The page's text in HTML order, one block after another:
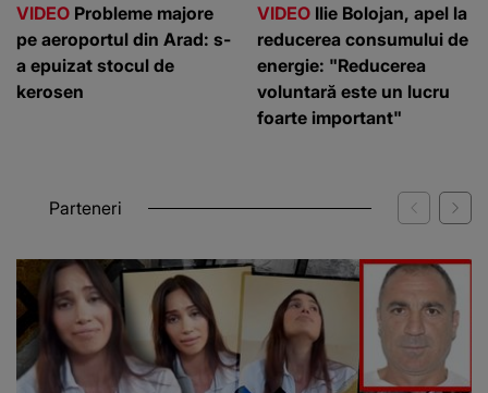
VIDEO Probleme majore
pe aeroportul din Arad: s-
a epuizat stocul de
kerosen
VIDEO Ilie Bolojan, apel la
reducerea consumului de
energie: "Reducerea
voluntară este un lucru
foarte important"
Parteneri